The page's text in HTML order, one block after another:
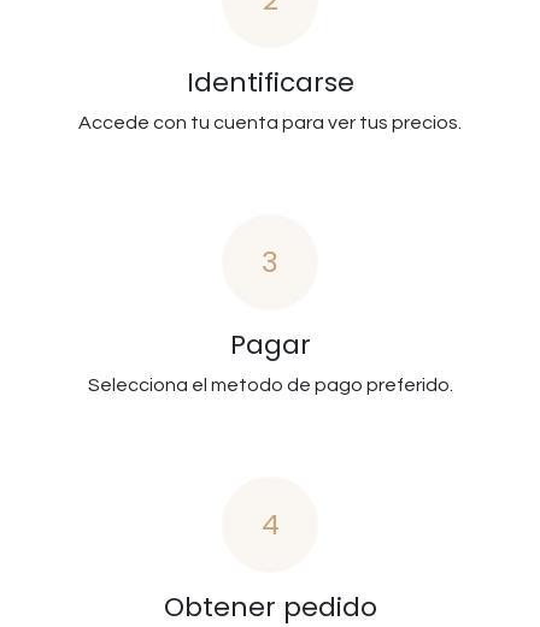
Identificarse
Accede con tu cuenta para ver tus precios.
3
Pagar
Selecciona el metodo de pago preferido.
4
Obtener pedido